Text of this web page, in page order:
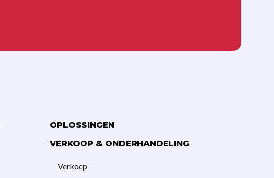
OPLOSSINGEN
VERKOOP & ONDERHANDELING
Verkoop